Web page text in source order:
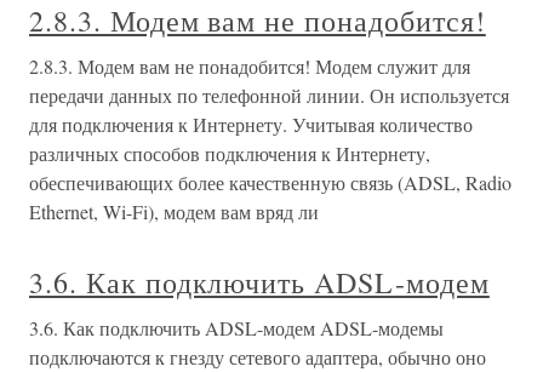
2.8.3. Модем вам не понадобится!
2.8.3. Модем вам не понадобится! Модем служит для
передачи данных по телефонной линии. Он используется
для подключения к Интернету. Учитывая количество
различных способов подключения к Интернету,
обеспечивающих более качественную связь (ADSL, Radio
Ethernet, Wi-Fi), модем вам вряд ли
3.6. Как подключить ADSL-модем
3.6. Как подключить ADSL-модем ADSL-модемы
подключаются к гнезду сетевого адаптера, обычно оно